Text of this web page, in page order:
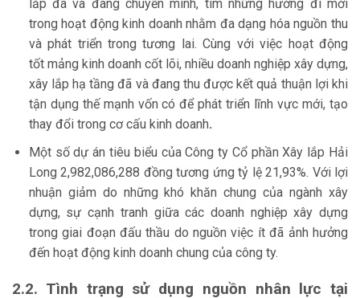
lắp đã và đang chuyển mình, tìm những hướng đi mới
trong hoạt động kinh doanh nhằm đa dạng hóa nguồn thu
và phát triển trong tương lai. Cùng với việc hoạt động
tốt mảng kinh doanh cốt lõi, nhiều doanh nghiệp xây dựng,
xây lắp hạ tầng đã và đang thu được kết quả thuận lợi khi
tận dụng thế mạnh vốn có để phát triển lĩnh vực mới, tạo
thay đổi trong cơ cấu kinh doanh.
Một số dự án tiêu biểu của Công ty Cổ phần Xây lắp Hải
Long 2,982,086,288 đồng tương ứng tỷ lệ 21,93%. Với lợi
nhuận giảm do những khó khăn chung của ngành xây
dựng, sự cạnh tranh giữa các doanh nghiệp xây dựng
trong giai đoạn đấu thầu do nguồn việc ít đã ảnh hưởng
đến hoạt động kinh doanh chung của công ty.
2.2. Tình trạng sử dụng nguồn nhân lực tại